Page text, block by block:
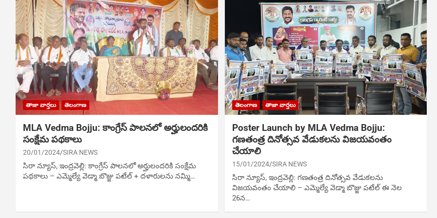
తాజా వార్తలు తెలంగాణ
MLA Vedma Bojju: కాంగ్రేస్‌ పాలనలో అర్హులందరికి
సంక్షేమ పథకాలు
20/01/2024 SIRA NEWS
సిరా న్యూస్, ఇంద్రవెల్లి: కాంగ్రేస్‌ పాలనలో అర్హులందరికి సంక్షేమ
పథకాలు – ఎమ్మెల్యే వెడ్మా బొజ్జు పటేల్‌ + దళారులను నమ్మి…
తెలంగాణ తాజా వార్తలు
Poster Launch by MLA Vedma Bojju:
గణతంత్ర దినోత్సవ వేడుకలను విజయవంతం
చేయాలి
15/01/2024 SIRA NEWS
సిరా న్యూస్, ఇంద్రవెల్లి: గణతంత్ర దినోత్సవ వేడుకలను
విజయవంతం చేయాలి – ఎమ్మెల్యే వెడ్మా బొజ్జు పటేల్‌ ఈ నెల
26న…